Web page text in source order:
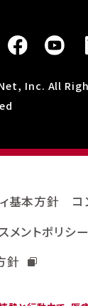
Inc. All
基本方針
コ
メントポリシー
針